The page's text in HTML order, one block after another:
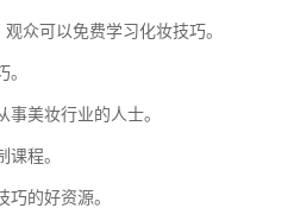
众可以免费学习化妆技巧。
美妆行业的人士。
程。
的好资源。